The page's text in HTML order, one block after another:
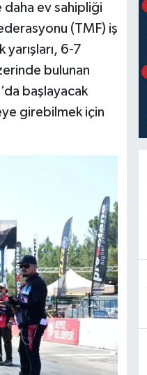
daha ev sahipliği
(TMF) iş
6-7
bulunan
başlayacak
girebilmek için